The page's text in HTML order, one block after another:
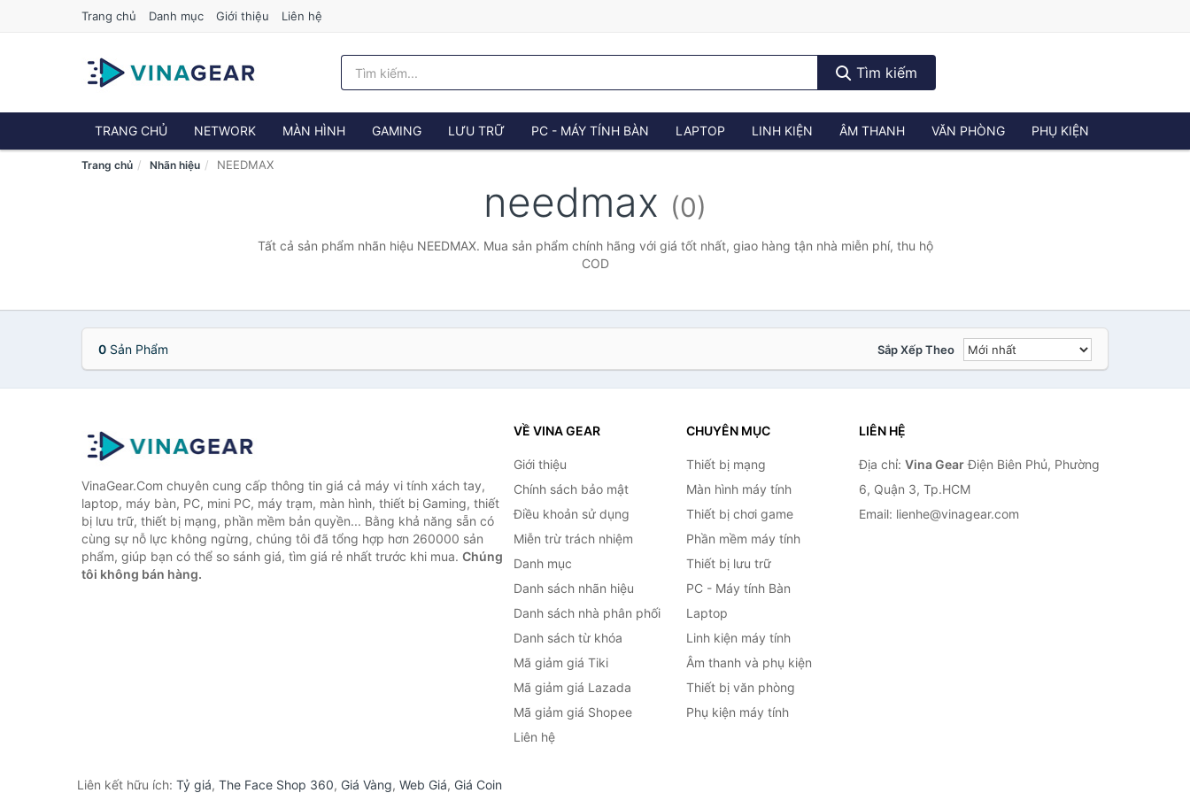
Trang chủ Danh mục Giới thiệu Liên hệ
Tìm kiếm
TRANG CHỦ NETWORK MÀN HÌNH GAMING LƯU TRỮ PC - MÁY TÍNH BÀN LAPTOP LINH KIỆN ÂM THANH VĂN PHÒNG PHỤ KIỆN
Trang chủ Nhãn hiệu NEEDMAX
needmax (0)
Tất cả sản phẩm nhãn hiệu NEEDMAX. Mua sản phẩm chính hãng với giá tốt nhất, giao hàng tận nhà miễn phí, thu hộ
COD
0 Sản Phẩm Sắp Xếp Theo
VinaGear.Com chuyên cung cấp thông tin giá cả máy vi tính xách tay,
laptop, máy bàn, PC, mini PC, máy trạm, màn hình, thiết bị Gaming, thiết
bị lưu trữ, thiết bị mạng, phần mềm bản quyền... Bằng khả năng sẵn có
cùng sự nỗ lực không ngừng, chúng tôi đã tổng hợp hơn 260000 sản
phẩm, giúp bạn có thể so sánh giá, tìm giá rẻ nhất trước khi mua. Chúng
tôi không bán hàng.
VỀ VINA GEAR
Giới thiệu
Chính sách bảo mật
Điều khoản sử dụng
Miễn trừ trách nhiệm
Danh mục
Danh sách nhãn hiệu
Danh sách nhà phân phối
Danh sách từ khóa
Mã giảm giá Tiki
Mã giảm giá Lazada
Mã giảm giá Shopee
Liên hệ
CHUYÊN MỤC
Thiết bị mạng
Màn hình máy tính
Thiết bị chơi game
Phần mềm máy tính
Thiết bị lưu trữ
PC - Máy tính Bàn
Laptop
Linh kiện máy tính
Âm thanh và phụ kiện
Thiết bị văn phòng
Phụ kiện máy tính
LIÊN HỆ
Địa chỉ: Vina GearĐiện Biên Phủ, Phường
6, Quận 3, Tp.HCM
Email: lienhe@vinagear.com
Liên kết hữu ích: Tỷ giá, The Face Shop 360, Giá Vàng, Web Giá, Giá Coin